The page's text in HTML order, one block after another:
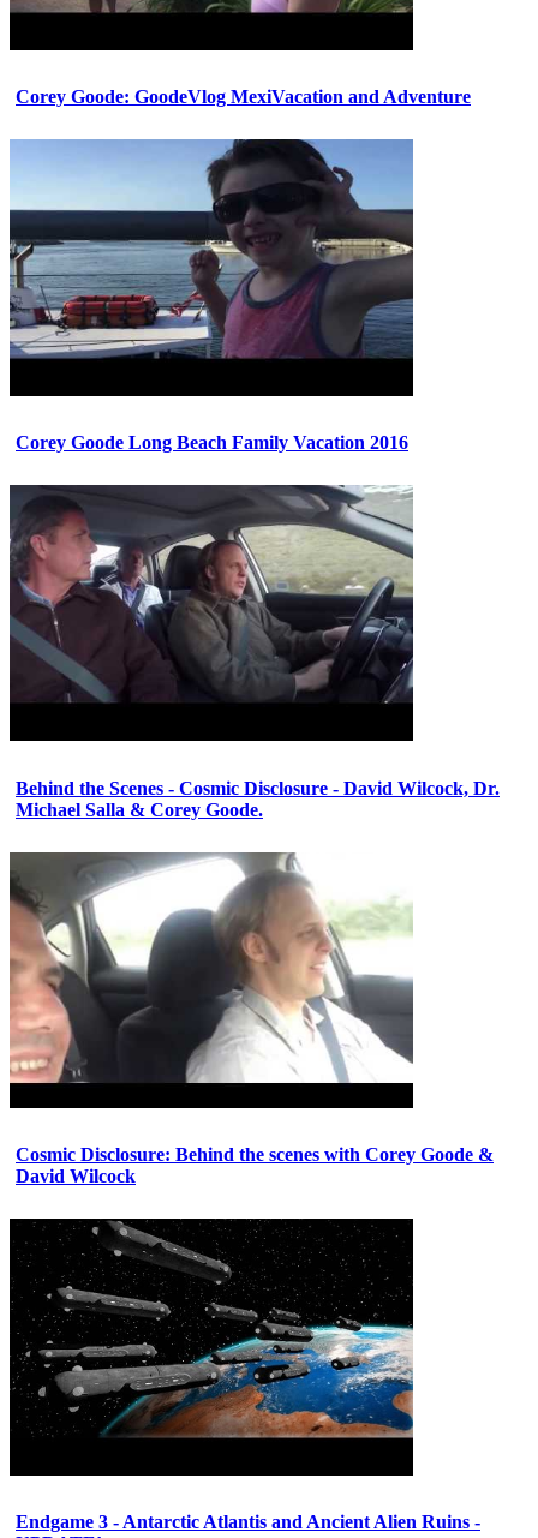
Corey Goode: GoodeVlog MexiVacation and Adventure
Corey Goode Long Beach Family Vacation 2016
Behind the Scenes - Cosmic Disclosure - David Wilcock, Dr.
Michael Salla & Corey Goode.
Cosmic Disclosure: Behind the scenes with Corey Goode &
David Wilcock
Endgame 3 - Antarctic Atlantis and Ancient Alien Ruins -